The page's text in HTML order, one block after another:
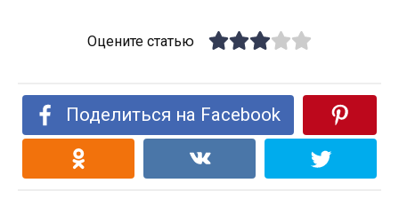
Оцените статью
Поделиться на Facebook